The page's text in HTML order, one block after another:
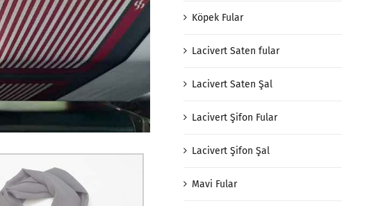
Köpek Fular
Lacivert Saten fular
Lacivert Saten Şal
Lacivert Şifon Fular
Lacivert Şifon Şal
Mavi Fular